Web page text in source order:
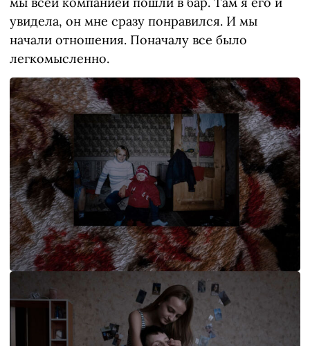
увидела, он мне сразу понравился. И мы
начали отношения. Поначалу все было
легкомысленно.